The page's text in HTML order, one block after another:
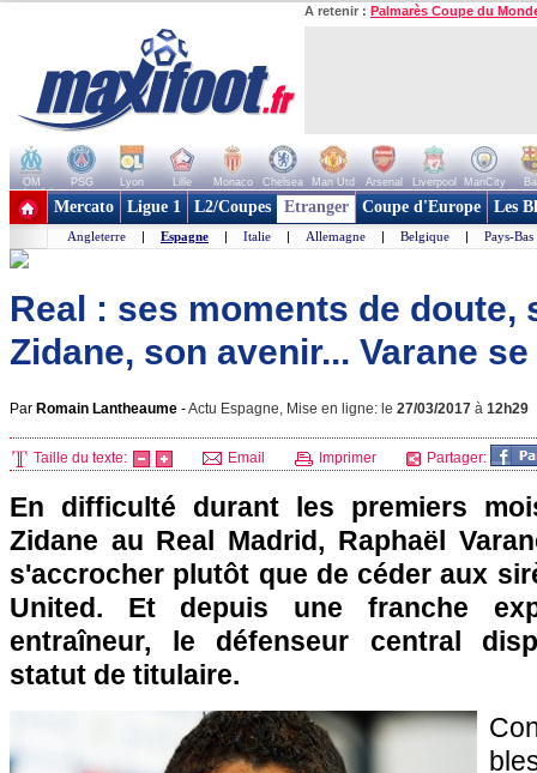
A retenir : Palmarès Coupe du
OM PSG Lyon Lille Monaco Chelsea Man Utd Arsenal Liverpool ManCity
+ de clubs
Mercato Ligue 1 L2/Coupes Etranger Coupe d'Europe Les
Angleterre | Espagne | Italie | Allemagne | Belgique | Pays-Bas
Real : ses moments de doute,
Zidane, son avenir... Varane
Par Romain Lantheaume -Actu Espagne, Mise en ligne: le 27/03/2017 à 12h29
Taille du texte: Email Imprimer Partager:
En difficulté durant les premiers
Zidane au Real Madrid, Raphaël
s'accrocher plutôt que de céder aux
United. Et depuis une franche
entraîneur, le défenseur central
statut de titulaire.